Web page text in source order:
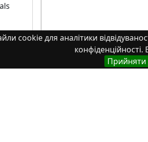
cookie для аналітики
конфіденційності.
Прийняти
or